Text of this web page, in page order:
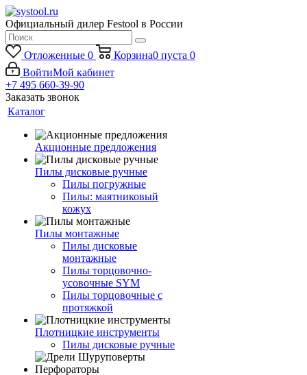
Официальный дилер Festool в России
Отложенные 0 Корзина0 пуста 0
ВойтиМой кабинет
+7 495 660-39-90
Заказать звонок
Каталог
Акционные предложения
Пилы дисковые ручные
Пилы погружные
Пилы: маятниковый
кожух
Пилы монтажные
Пилы дисковые
монтажные
Пилы торцовочно-
усовочные SYM
Пилы торцовочные с
протяжкой
Плотницкие инструменты
Пилы дисковые ручные